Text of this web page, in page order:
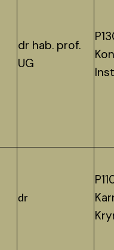
dr hab. prof.
UG
dr